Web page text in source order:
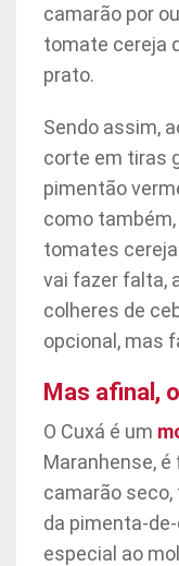
camarão por
tomate cereja
prato.
Sendo assim,
corte em tiras
pimentão
como
tomates
vai fazer falta,
colheres de
opcional, mas
Mas afinal,
O Cuxá é um
Maranhense,
camarão seco,
da pimenta-
especial ao